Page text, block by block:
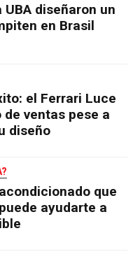
diseñaron un
en Brasil
el Ferrari Luce
ventas pese a
diseño
que
ayudarte a